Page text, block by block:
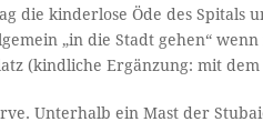
die kinderlose Öde des Spitals
„in die Stadt gehen“
(kindliche Ergänzung: mit dem
Unterhalb ein Mast der